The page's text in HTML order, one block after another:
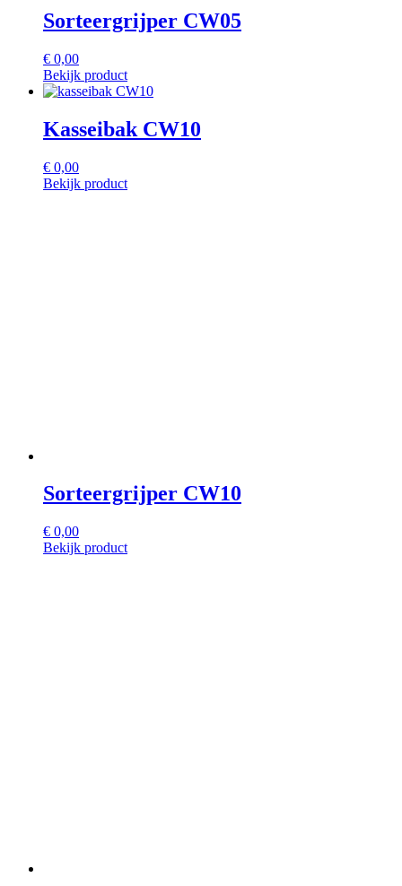
Sorteergrijper CW05
€ 0,00
Bekijk product
Kasseibak CW10
€ 0,00
Bekijk product
Sorteergrijper CW10
€ 0,00
Bekijk product